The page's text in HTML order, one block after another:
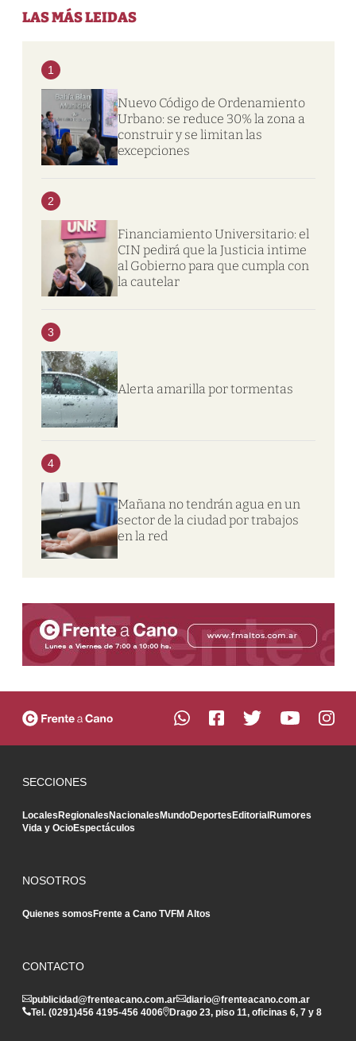
LAS MÁS LEIDAS
1
Nuevo Código de Ordenamiento
Urbano: se reduce 30% la zona a
construir y se limitan las
excepciones
2
Financiamiento Universitario: el
CIN pedirá que la Justicia intime
al Gobierno para que cumpla con
la cautelar
3
Alerta amarilla por tormentas
4
Mañana no tendrán agua en un
sector de la ciudad por trabajos
en la red
SECCIONES
LocalesRegionalesNacionalesMundoDeportesEditorialRumores
Vida y OcioEspectáculos
NOSOTROS
Quienes somosFrente a Cano TVFM Altos
CONTACTO
publicidad@frenteacano.com.ar
diario@frenteacano.com.ar
Tel. (0291)456 4195-456 4006 Drago 23, piso 11, oficinas 6, 7 y 8